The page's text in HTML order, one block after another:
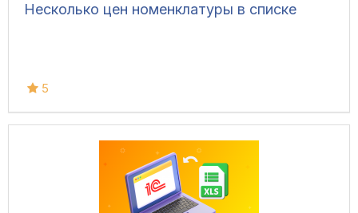
Несколько цен номенклатуры в списке
5